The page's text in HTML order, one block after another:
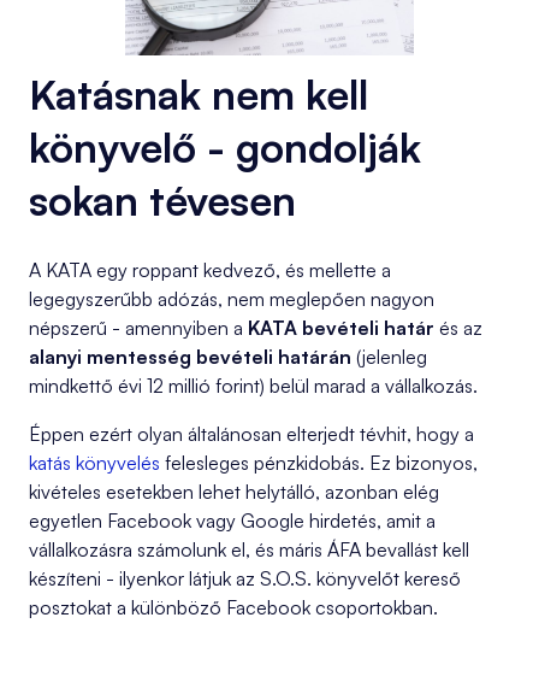
Katásnak nem kell
könyvelő - gondolják
sokan tévesen
A KATA egy roppant kedvező, és mellette a
legegyszerűbb adózás, nem meglepően nagyon
népszerű - amennyiben a KATA bevételi határ és az
alanyi mentesség bevételi határán (jelenleg
mindkettő évi 12 millió forint) belül marad a vállalkozás.
Éppen ezért olyan általánosan elterjedt tévhit, hogy a
katás könyvelés felesleges pénzkidobás. Ez bizonyos,
kivételes esetekben lehet helytálló, azonban elég
egyetlen Facebook vagy Google hirdetés, amit a
vállalkozásra számolunk el, és máris ÁFA bevallást kell
készíteni - ilyenkor látjuk az S.O.S. könyvelőt kereső
posztokat a különböző Facebook csoportokban.